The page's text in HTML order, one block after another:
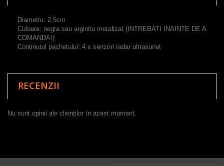
Diametru: 2.5cm
Culoare: negra sau argintiu metalizat (INTREBATI INAINTE DE A
COMANDA!)
Conținutul pachetului: 4 x senzori radar ultrasunet
RECENZII
Nu sunt opinii ale clienților în acest moment.